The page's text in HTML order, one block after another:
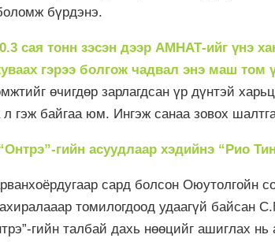
бүрдэнэ.
сая тонн зэсэн дээр АМНАТ-ийг үнэ
гэрээ болгож чадвал энэ маш том
өчигдөр зарлагдсан үр дүнтэй
л гэж байгаа юм. Ингэж санаа зовох
гийн асуудлаар хэдийнэ “Рио
сард болсон Оюутолгойн
томилогдоод удаагүй байсан
гийн талбай дахь нөөцийг ашиглах